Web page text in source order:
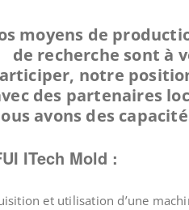
moyens de
de recherche sont à
notre
des partenaires
avons des
ITech Mold :
et utilisation d’une